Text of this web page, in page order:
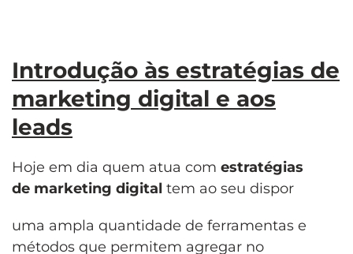
Introdução às estratégias de
marketing digital e aos
leads
Hoje em dia quem atua com estratégias
de marketing digital tem ao seu dispor
uma ampla quantidade de ferramentas e
métodos que permitem agregar no